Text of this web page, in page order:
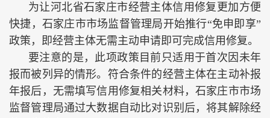
为让河北省石家庄市经营主体信用修复更加方便
快捷，石家庄市市场监督管理局开始推行“免申即享”
政策，即经营主体无需主动申请即可完成信用修复。
要注意的是，此项政策目前只适用于首次因未年
报而被列异的情形。符合条件的经营主体在主动补报
年报后，无需填写信用修复相关材料，石家庄市市场
监督管理局通过大数据自动比对识别后，将其解除经